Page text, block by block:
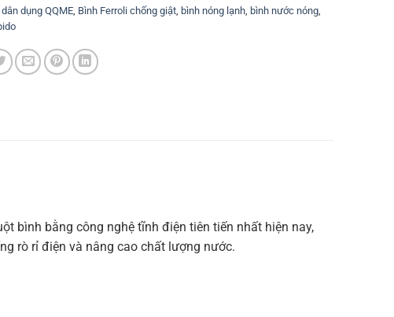
dụng QQME, Bình Ferroli chống giật, bình nóng lạnh, bình nước nóng,
bình bằng công nghệ tĩnh điện tiên tiến nhất hiện nay,
rò rỉ điện và nâng cao chất lượng nước.